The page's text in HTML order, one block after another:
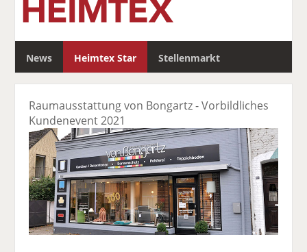
News Heimtex Star Stellenmarkt
c
Raumausstattung von Bongartz - Vorbildliches
Kundenevent 2021